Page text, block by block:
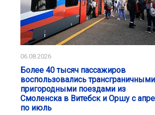
06.08.2026
Более 40 тысяч пассажиров
воспользовались трансграничными
пригородными поездами из
Смоленска в Витебск и Оршу с
по июль